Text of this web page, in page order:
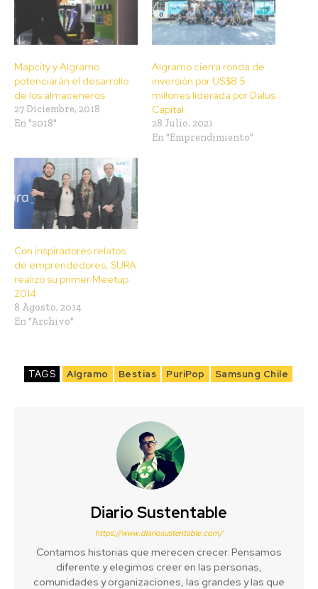
Mapcity y Algramo
potenciarán el desarrollo
de los almaceneros
27 Diciembre, 2018
En "2018"
Algramo cierra ronda de
inversión por US$8.5
millones liderada por Dalus
Capital
28 Julio, 2021
En "Emprendimiento"
Con inspiradores relatos
de emprendedores, SURA
realizó su primer Meetup
2014
8 Agosto, 2014
En "Archivo"
TAGS Algramo Bestias PuriPop Samsung Chile
Diario Sustentable
https://www.diariosustentable.com/
Contamos historias que merecen crecer. Pensamos
diferente y elegimos creer en las personas,
comunidades y organizaciones, las grandes y las que